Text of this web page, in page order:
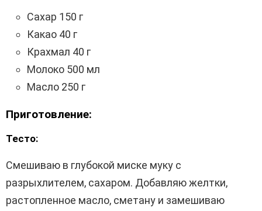
Сахар 150 г
Какао 40 г
Крахмал 40 г
Молоко 500 мл
Масло 250 г
Приготовление:
Тесто:
Смешиваю в глубокой миске муку с
разрыхлителем, сахаром. Добавляю желтки,
растопленное масло, сметану и замешиваю